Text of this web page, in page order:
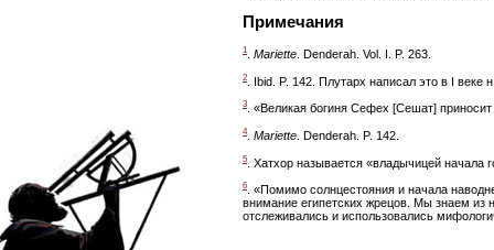
Примечания
1 Mariette . Denderah. Vol. I. P. 263.
2 . Ibid. P. 142. Плутарх написал это в I веке
3 . «Великая богиня Сефех [Сешат]
4. Mariette . Denderah. P. 142.
5 . Хатхор называется «владычицей начала
6
. «Помимо солнцестояния и начала
внимание египетских жрецов. Мы знаем из
отслеживались и использовались